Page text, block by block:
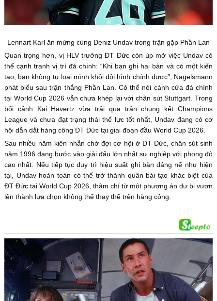
Lennart Karl ăn mừng cùng Deniz Undav trong trận gặp Phần Lan
Quan trọng hơn, vị HLV trưởng ĐT Đức còn úp mở việc Undav có
thể cạnh tranh vị trí đá chính: “Khi bạn ghi hai bàn và có một kiến
tạo, bạn không tự loại mình khỏi đội hình chính được”, Nagelsmann
phát biểu sau trận thắng Phần Lan. Có thể nói cánh cửa đá chính
tại World Cup 2026 vẫn chưa khép lại với chân sút Stuttgart. Trong
bối cảnh Kai Havertz vừa trải qua trận chung kết Champions
League và chưa đạt trạng thái thể lực tốt nhất, Undav đang có cơ
hội dẫn dắt hàng công ĐT Đức tại giai đoạn đầu World Cup 2026.
Sau nhiều năm kiên nhẫn chờ đợi cơ hội ở ĐT Đức, chân sút sinh
năm 1996 đang bước vào giải đấu lớn nhất sự nghiệp với phong độ
cao nhất. Nếu tiếp tục duy trì hiệu suất ghi bàn đáng nể như hiện
tại, Undav hoàn toàn có thể trở thành quân bài tạo khác biệt của
ĐT Đức tại World Cup 2026, thậm chí từ một phương án dự bị vươn
lên thành lựa chọn không thể thay thế trên hàng công.